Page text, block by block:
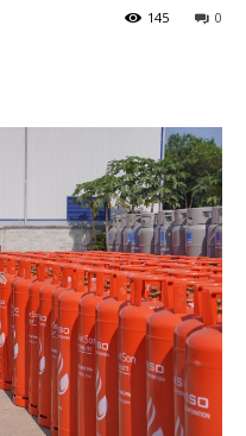
0
145